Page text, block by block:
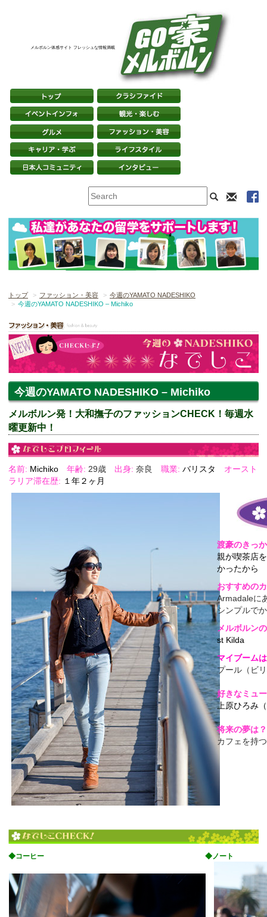
メルボルン体感サイト フレッシュな情報満載
トップ ファッション・美容
今週のYAMATO NADESHIKO
今週のYAMATO NADESHIKO – Michiko
今週のYAMATO NADESHIKO – Michiko
メルボルン発！大和撫子のファッションCHECK！毎週水
曜更新中！
名前: Michiko 年齢: 29歳 出身: 奈良 職業: バリスタ
オースト
ラリア滞在歴: １年２ヶ月
渡豪のきっ
親が喫茶店
かったから
おすすめの
Armadaleに
シンプルで
メルボルン
st Kilda
マイブーム
プール（ビ
好きなミュ
上原ひろみ
将来の夢は？
カフェを持
◆コーヒー ◆ノート